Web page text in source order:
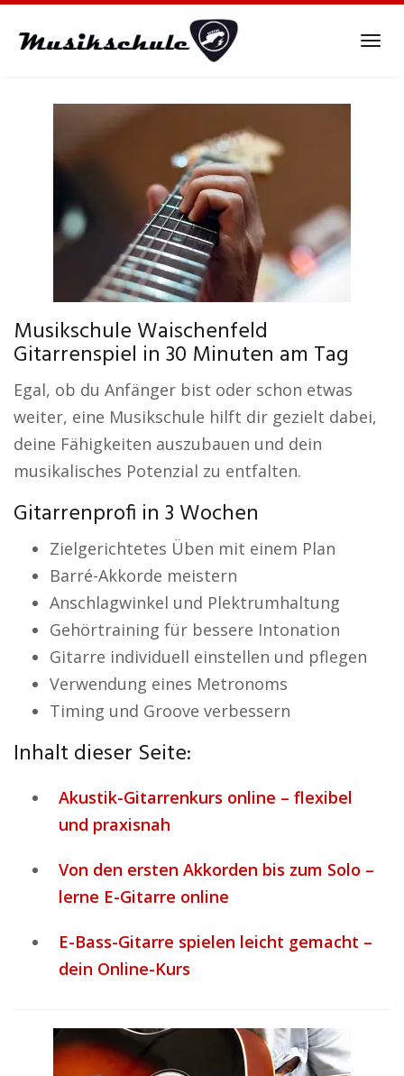
Musikschule Waischenfeld
Gitarrenspiel in 30 Minuten am Tag
Egal, ob du Anfänger bist oder schon etwas
weiter, eine Musikschule hilft dir gezielt dabei,
deine Fähigkeiten auszubauen und dein
musikalisches Potenzial zu entfalten.
Gitarrenprofi in 3 Wochen
Zielgerichtetes Üben mit einem Plan
Barré-Akkorde meistern
Anschlagwinkel und Plektrumhaltung
Gehörtraining für bessere Intonation
Gitarre individuell einstellen und pflegen
Verwendung eines Metronoms
Timing und Groove verbessern
Inhalt dieser Seite:
Akustik-Gitarrenkurs online – flexibel
und praxisnah
Von den ersten Akkorden bis zum Solo –
lerne E-Gitarre online
E-Bass-Gitarre spielen leicht gemacht –
dein Online-Kurs